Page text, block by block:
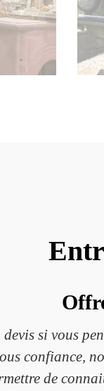
si vous
confiance,
de